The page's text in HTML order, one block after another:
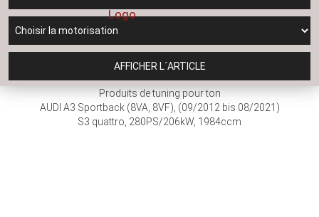
AFFICHER L´ARTICLE
Produits de tuning pour ton
AUDI A3 Sportback (8VA, 8VF), (09/2012 bis 08/2021)
S3 quattro, 280PS/206kW, 1984ccm